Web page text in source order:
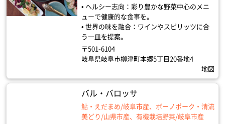
• ヘルシー志向：彩り豊かな野菜中心のメニ
ューで健康的な食事を。
• 世界の味を融合：ワインやスピリッツに合
う一皿を提案。
〒501-6104
岐阜県岐阜市柳津町本郷5丁目20番地4
地図
バル・バロッサ
鮎・えだまめ/岐阜市産、ボーノポーク・清流
美どり/山県市産、有機栽培野菜/岐阜市産